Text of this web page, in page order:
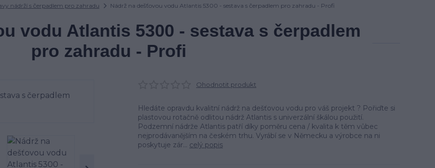
nádrží s čerpadlem pro zahradu Nádrž na dešťovou vodu Atlantis 5300 - sestava s čerpadlem pro zahradu - Profi
vodu Atlantis 5300 - sestava s čerpadlem
pro zahradu - Profi
Ohodnotit produkt
Hledáte opravdu kvalitní nádrž na dešťovou vodu pro váš projekt ? Pořiďte si
plastovou rotačně odlitou nádrž Atlantis s univerzální škálou použití.
Podzemní nádrže Atlantis patří díky poměru cena / kvalita k těm vůbec
nejprodávanějším na českém trhu. Vyrábí se v Německu a výrobce na ni
poskytuje zár... celý popis